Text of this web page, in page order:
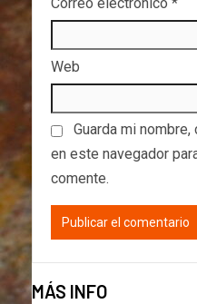
Web
Guarda mi
en este navegador
comente.
MÁS INFO